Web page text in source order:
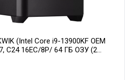
(Intel Core i9-13900KF OEM
C24 16EC/8P/ 64 ГБ ОЗУ (2
PROART OC 16GB GDDR7